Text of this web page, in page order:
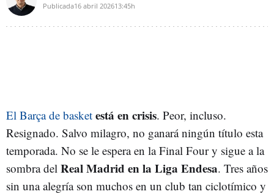
Publicada16 abril 202613:45h
El Barça de basket está en crisis. Peor, incluso.
Resignado. Salvo milagro, no ganará ningún título esta
temporada. No se le espera en la Final Four y sigue a la
sombra del Real Madrid en la Liga Endesa. Tres años
sin una alegría son muchos en un club tan ciclotímico y